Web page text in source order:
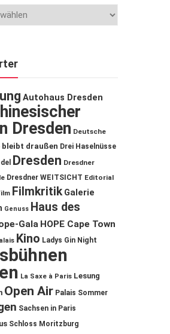
Autohaus Dresden
Dresden Deutsche
bleibt draußen Drei Haselnüsse
Dresden Dresdner
Dresdner WEITSICHT Editorial
Filmkritik Galerie
Genuss Haus des
Gala HOPE Cape Town
Kino Ladys Gin Night
La Saxe à Paris Lesung
Open Air Palais Sommer
Sachsen in Paris
Schloss Moritzburg